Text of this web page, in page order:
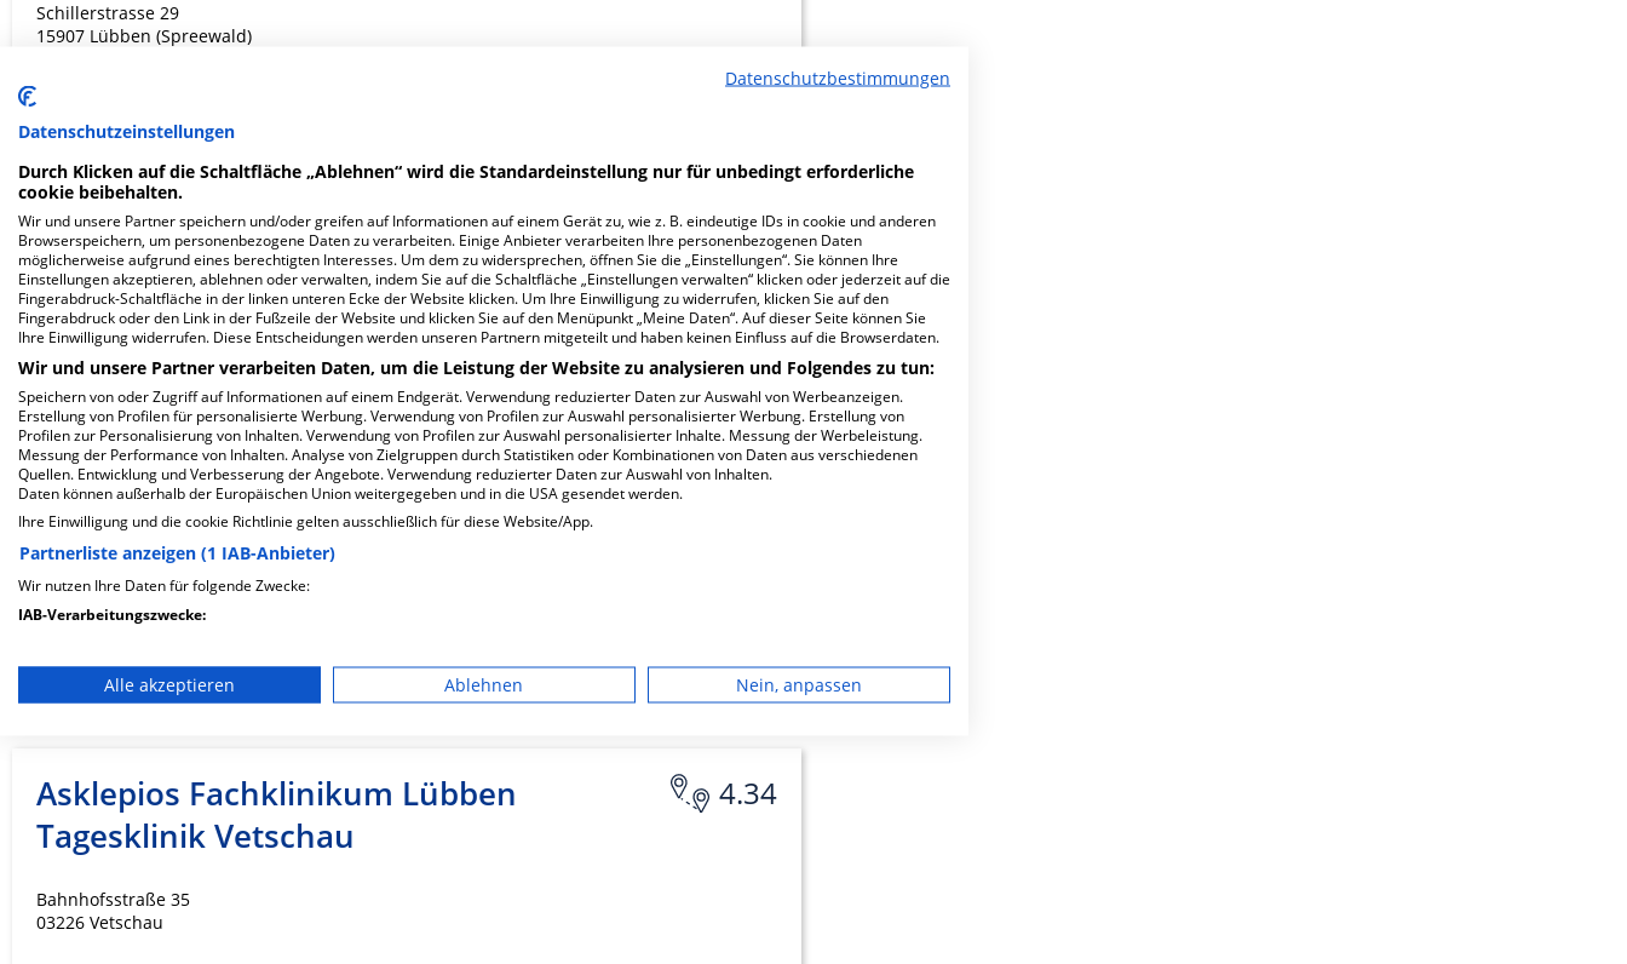
Schillerstrasse 29
15907 Lübben (Spreewald)
In dieser Klinik sind leider noch keine Terminbuchungen
viaKrankenhaus.demöglich.
21.29
Elbe-Elster Klinikum GmbH
Krankenhaus Finsterwalde
Kirchhainer Straße 38a
03238 Finsterwalde
viaKrankenhaus.demöglich.
4.34
Asklepios Fachklinikum Lübben
Tagesklinik Vetschau
Bahnhofsstraße 35
03226 Vetschau
Datenschutzbestimmungen
Datenschutzeinstellungen
Durch Klicken auf die Schaltfläche „Ablehnen“ wird die Standardeinstellung nur für unbedingt erforderliche
cookie beibehalten.
Wir und unsere Partner speichern und/oder greifen auf Informationen auf einem Gerät zu, wie z. B. eindeutige IDs in cookie und anderen
Browserspeichern, um personenbezogene Daten zu verarbeiten. Einige Anbieter verarbeiten Ihre personenbezogenen Daten
möglicherweise aufgrund eines berechtigten Interesses. Um dem zu widersprechen, öffnen Sie die „Einstellungen“. Sie können Ihre
Einstellungen akzeptieren, ablehnen oder verwalten, indem Sie auf die Schaltfläche „Einstellungen verwalten“ klicken oder jederzeit auf die
Fingerabdruck-Schaltfläche in der linken unteren Ecke der Website klicken. Um Ihre Einwilligung zu widerrufen, klicken Sie auf den
Fingerabdruck oder den Link in der Fußzeile der Website und klicken Sie auf den Menüpunkt „Meine Daten“. Auf dieser Seite können Sie
Ihre Einwilligung widerrufen. Diese Entscheidungen werden unseren Partnern mitgeteilt und haben keinen Einfluss auf die Browserdaten.
Wir und unsere Partner verarbeiten Daten, um die Leistung der Website zu analysieren und Folgendes zu tun:
Speichern von oder Zugriff auf Informationen auf einem Endgerät. Verwendung reduzierter Daten zur Auswahl von Werbeanzeigen.
Erstellung von Profilen für personalisierte Werbung. Verwendung von Profilen zur Auswahl personalisierter Werbung. Erstellung von
Profilen zur Personalisierung von Inhalten. Verwendung von Profilen zur Auswahl personalisierter Inhalte. Messung der Werbeleistung.
Messung der Performance von Inhalten. Analyse von Zielgruppen durch Statistiken oder Kombinationen von Daten aus verschiedenen
Quellen. Entwicklung und Verbesserung der Angebote. Verwendung reduzierter Daten zur Auswahl von Inhalten.
Daten können außerhalb der Europäischen Union weitergegeben und in die USA gesendet werden.
Ihre Einwilligung und die cookie Richtlinie gelten ausschließlich für diese Website/App.
Partnerliste anzeigen (1 IAB-Anbieter)
Wir nutzen Ihre Daten für folgende Zwecke:
IAB-Verarbeitungszwecke:
Verwendung reduzierter Daten zur Auswahl von Werbeanzeigen
Verwendung von Profilen zur Auswahl personalisierter Werbung
Erstellung von Profilen zur Personalisierung von Inhalten
Verwendung von Profilen zur Auswahl personalisierter Inhalte
Alle akzeptieren Ablehnen Nein, anpassen